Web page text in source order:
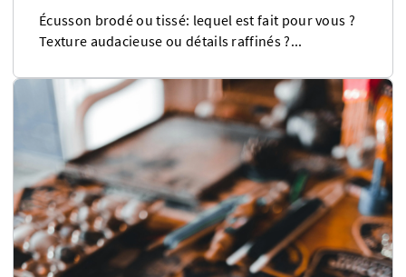
Écusson brodé ou tissé: lequel est fait pour vous ?
Texture audacieuse ou détails raffinés ?...